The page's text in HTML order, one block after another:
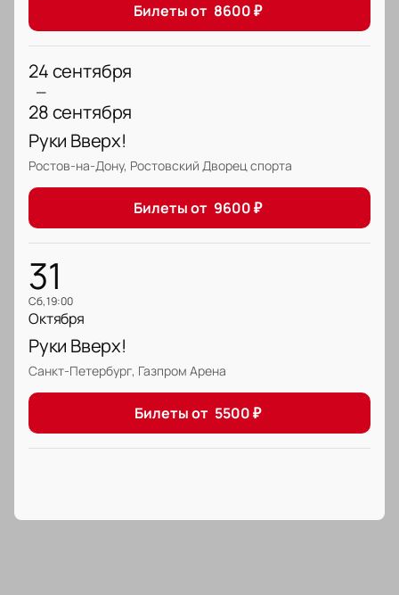
Билеты от 8600₽
24 сентября
—
28 сентября
Руки Вверх!
Ростов-на-Дону, Ростовский Дворец спорта
Билеты от 9600₽
31
сб, 19:00
Октября
Руки Вверх!
Санкт-Петербург, Газпром Арена
Билеты от 5500₽